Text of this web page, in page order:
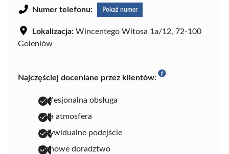
Numer telefonu: Pokaż numer
Lokalizacja: Wincentego Witosa 1a/12, 72-100
Goleniów
Najczęściej doceniane przez klientów:
profesjonalna obsługa
miła atmosfera
indywidualne podejście
fachowe doradztwo